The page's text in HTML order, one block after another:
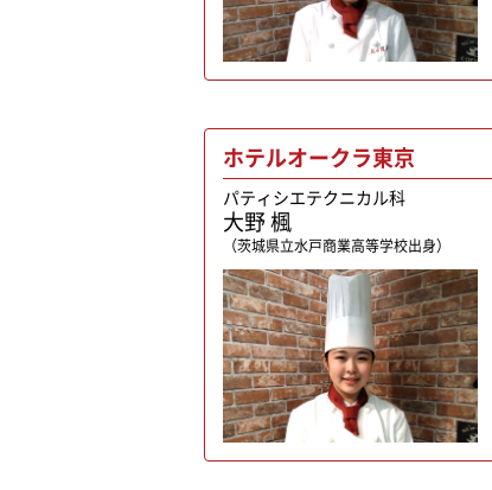
ホテルオークラ東京
パティシエテクニカル科
大野 楓
（茨城県立水戸商業高等学校出身）